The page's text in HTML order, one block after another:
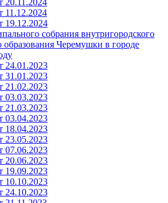
20.11.2024
11.12.2024
19.12.2024
собрания внутригородского
Черемушки в городе
24.01.2023
31.01.2023
21.02.2023
03.03.2023
21.03.2023
03.04.2023
18.04.2023
23.05.2023
07.06.2023
20.06.2023
19.09.2023
10.10.2023
24.10.2023